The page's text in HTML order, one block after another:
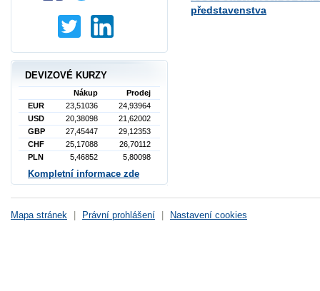
představenstva
DEVIZOVÉ KURZY
Nákup
Prodej
EUR
23,51036
24,93964
USD
20,38098
21,62002
GBP
27,45447
29,12353
CHF
25,17088
26,70112
PLN
5,46852 5,80098
Kompletní informace zde
Mapa stránek Právní prohlášení Nastavení cookies